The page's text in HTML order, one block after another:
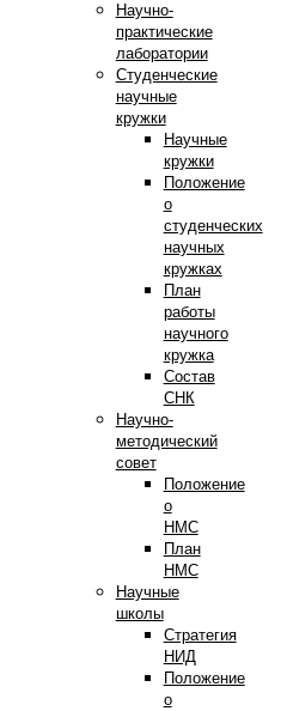
Научно-
практические
лаборатории
Студенческие
научные
кружки
Научные
кружки
Положение
о
студенческих
научных
кружках
План
работы
научного
кружка
Состав
СНК
Научно-
методический
совет
Положение
о
НМС
План
НМС
Научные
школы
Стратегия
НИД
Положение
о